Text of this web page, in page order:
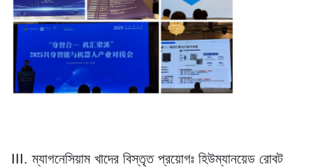
III. ম্যাগনেসিয়াম খাদের বিস্তৃত প্রয়োগঃ হিউম্যানয়েড রোবট